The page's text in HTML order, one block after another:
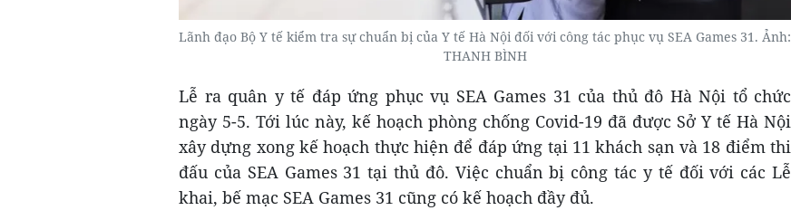
Lãnh đạo Bộ Y tế kiểm tra sự chuẩn bị của Y tế Hà Nội đối với công tác phục vụ SEA Games 31. Ảnh:
THANH BÌNH
Lễ ra quân y tế đáp ứng phục vụ SEA Games 31 của thủ đô Hà Nội tổ chức
ngày 5-5. Tới lúc này, kế hoạch phòng chống Covid-19 đã được Sở Y tế Hà Nội
xây dựng xong kế hoạch thực hiện để đáp ứng tại 11 khách sạn và 18 điểm thi
đấu của SEA Games 31 tại thủ đô. Việc chuẩn bị công tác y tế đối với các Lễ
khai, bế mạc SEA Games 31 cũng có kế hoạch đầy đủ.